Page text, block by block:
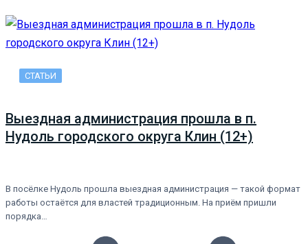
СТАТЬИ
Выездная администрация прошла в п.
Нудоль городского округа Клин (12+)
В посёлке Нудоль прошла выездная администрация — такой формат
работы остаётся для властей традиционным. На приём пришли
порядка…